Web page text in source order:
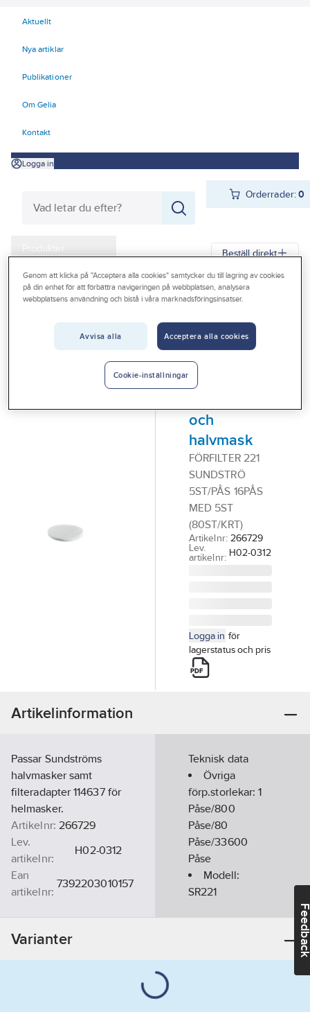
Aktuellt
Nya artiklar
Publikationer
Om Gelia
Kontakt
Logga in
Orderrader:0
Produkter
Kampanjer
Outlet
Beställ direkt
Gelia Produkter Personligt skydd
Andningsskydd
Förfilter
Sundström
och
halvmask
FÖRFILTER 221
SUNDSTRÖ
5ST/PÅS 16PÅS
MED 5ST
(80ST/KRT)
Artikelnr: 266729
Lev.
artikelnr: H02-0312
Logga in för
lagerstatus och pris
Artikelinformation
Passar Sundströms
halvmasker samt
filteradapter 114637 för
helmasker.
Artikelnr: 266729
Lev.
artikelnr:
H02-0312
Ean
artikelnr:
7392203010157
Teknisk data
Övriga
förp.storlekar:1
Påse/800
Påse/80
Påse/33600
Påse
Modell:
SR221
med:EN 14387,
Varianter
Genom att klicka på "Acceptera alla cookies" samtycker du till lagring av cookies
på din enhet för att förbättra navigeringen på webbplatsen, analysera
webbplatsens användning och bistå i våra marknadsföringsinsatser.
Avvisa alla Acceptera alla cookies
Cookie-inställningar